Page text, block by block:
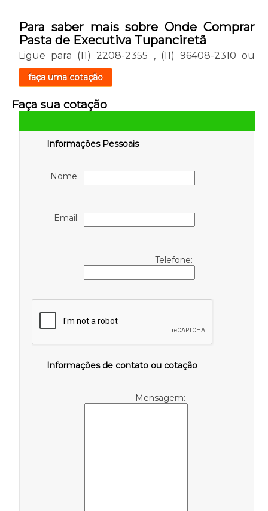
Para saber mais sobre Onde Comprar
Pasta de Executiva Tupanciretã
Ligue para (11) 2208-2355 , (11) 96408-2310 ou
faça uma cotação
Faça sua cotação
Informações Pessoais
Nome:
Email:
Telefone:
Informações de contato ou cotação
Mensagem: